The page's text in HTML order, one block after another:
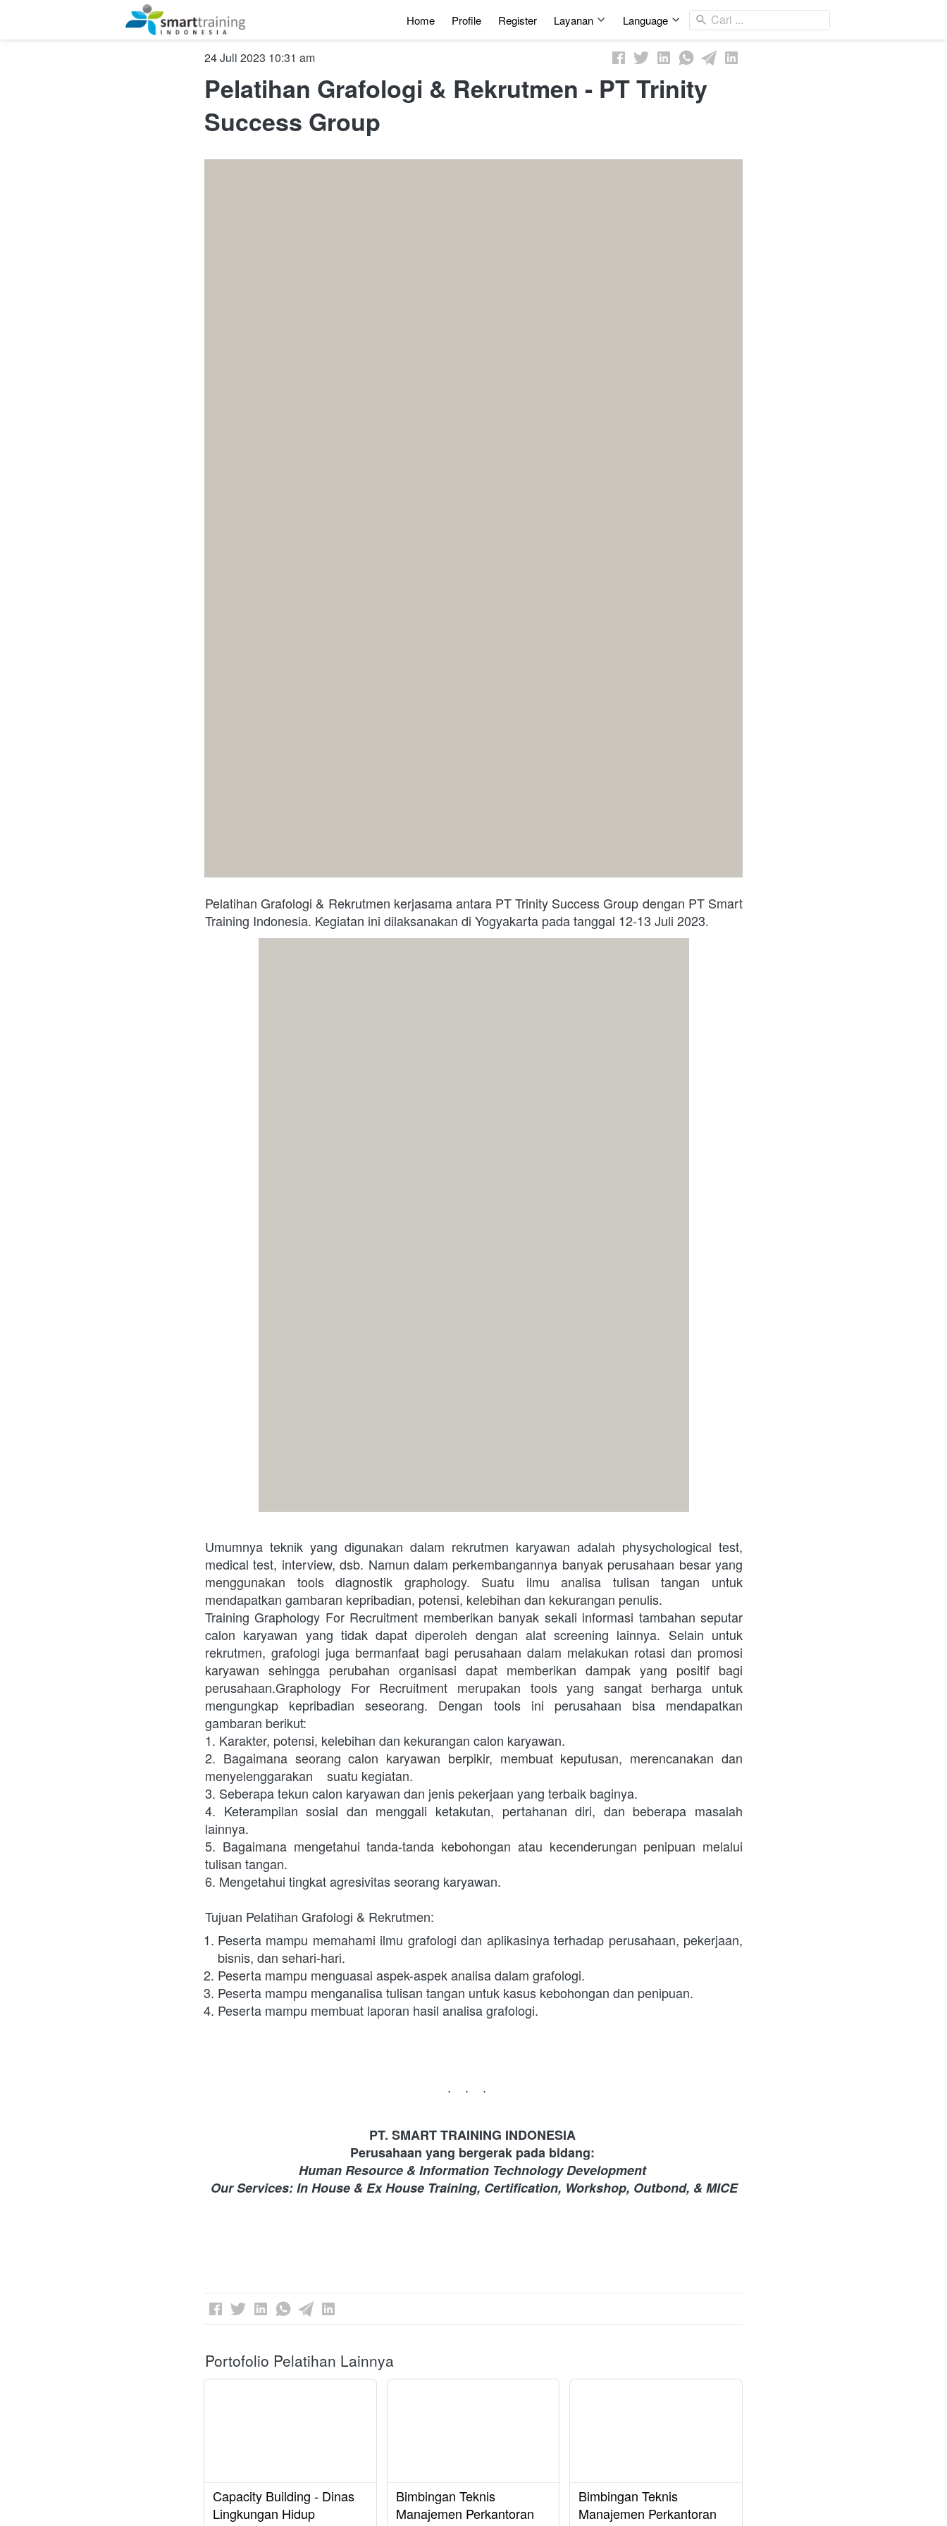
Home Profile Register Layanan Language Cari ...
July 24, 2023, 3:31 am
Pelatihan Grafologi & Rekrutmen - PT Trinity
Success Group
Pelatihan Grafologi & Rekrutmen kerjasama antara PT Trinity Success Group dengan PT Smart
Training Indonesia. Kegiatan ini dilaksanakan di Yogyakarta pada tanggal 12-13 Juli 2023.
Umumnya teknik yang digunakan dalam rekrutmen karyawan adalah physychological test,
medical test, interview, dsb. Namun dalam perkembangannya banyak perusahaan besar yang
menggunakan tools diagnostik graphology. Suatu ilmu analisa tulisan tangan untuk
mendapatkan gambaran kepribadian, potensi, kelebihan dan kekurangan penulis.
Training Graphology For Recruitment memberikan banyak sekali informasi tambahan seputar
calon karyawan yang tidak dapat diperoleh dengan alat screening lainnya. Selain untuk
rekrutmen, grafologi juga bermanfaat bagi perusahaan dalam melakukan rotasi dan promosi
karyawan sehingga perubahan organisasi dapat memberikan dampak yang positif bagi
perusahaan.Graphology For Recruitment merupakan tools yang sangat berharga untuk
mengungkap kepribadian seseorang. Dengan tools ini perusahaan bisa mendapatkan
gambaran berikut:
1. Karakter, potensi, kelebihan dan kekurangan calon karyawan.
2. Bagaimana seorang calon karyawan berpikir, membuat keputusan, merencanakan dan
menyelenggarakan    suatu kegiatan.
3. Seberapa tekun calon karyawan dan jenis pekerjaan yang terbaik baginya.
4. Keterampilan sosial dan menggali ketakutan, pertahanan diri, dan beberapa masalah
lainnya.
5. Bagaimana mengetahui tanda-tanda kebohongan atau kecenderungan penipuan melalui
tulisan tangan.
6. Mengetahui tingkat agresivitas seorang karyawan.
Tujuan Pelatihan Grafologi & Rekrutmen:
Peserta mampu memahami ilmu grafologi dan aplikasinya terhadap perusahaan, pekerjaan,
bisnis, dan sehari-hari.
Peserta mampu menguasai aspek-aspek analisa dalam grafologi.
Peserta mampu menganalisa tulisan tangan untuk kasus kebohongan dan penipuan.
Peserta mampu membuat laporan hasil analisa grafologi.
...
PT. SMART TRAINING INDONESIA
Perusahaan yang bergerak pada bidang:
Human Resource & Information Technology Development
Our Services: In House & Ex House Training, Certification, Workshop, Outbond, & MICE
Portofolio Pelatihan Lainnya
Capacity Building - Dinas
Lingkungan Hidup
Bimbingan Teknis
Manajemen Perkantoran
Bimbingan Teknis
Manajemen Perkantoran